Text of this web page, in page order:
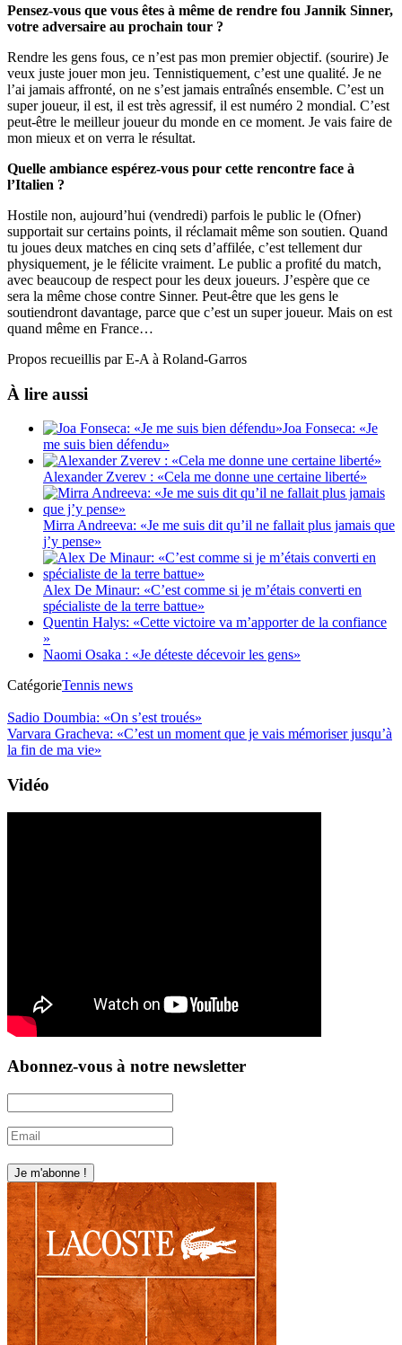
Pensez-vous que vous êtes à même de rendre fou Jannik Sinner,
votre adversaire au prochain tour ?
Rendre les gens fous, ce n’est pas mon premier objectif. (sourire) Je
veux juste jouer mon jeu. Tennistiquement, c’est une qualité. Je ne
l’ai jamais affronté, on ne s’est jamais entraînés ensemble. C’est un
super joueur, il est, il est très agressif, il est numéro 2 mondial. C’est
peut-être le meilleur joueur du monde en ce moment. Je vais faire de
mon mieux et on verra le résultat.
Quelle ambiance espérez-vous pour cette rencontre face à
l’Italien ?
Hostile non, aujourd’hui (vendredi) parfois le public le (Ofner)
supportait sur certains points, il réclamait même son soutien. Quand
tu joues deux matches en cinq sets d’affilée, c’est tellement dur
physiquement, je le félicite vraiment. Le public a profité du match,
avec beaucoup de respect pour les deux joueurs. J’espère que ce
sera la même chose contre Sinner. Peut-être que les gens le
soutiendront davantage, parce que c’est un super joueur. Mais on est
quand même en France…
Propos recueillis par E-A à Roland-Garros
À lire aussi
Joa Fonseca: «Je
me suis bien défendu»
Alexander Zverev : «Cela me donne une certaine liberté»
Mirra Andreeva: «Je me suis dit qu’il ne fallait plus jamais que
j’y pense»
Alex De Minaur: «C’est comme si je m’étais converti en
spécialiste de la terre battue»
Quentin Halys: «Cette victoire va m’apporter de la confiance
»
Naomi Osaka : «Je déteste décevoir les gens»
CatégorieTennis news
Sadio Doumbia: «On s’est troués»
Varvara Gracheva: «C’est un moment que je vais mémoriser jusqu’à
la fin de ma vie»
Vidéo
Abonnez-vous à notre newsletter